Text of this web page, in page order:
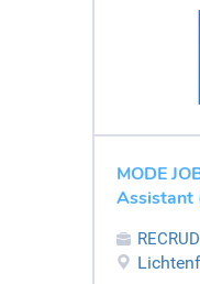
MODE
Assistant